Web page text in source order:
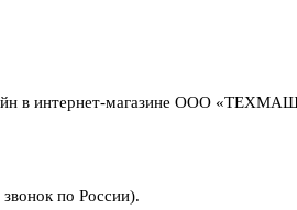
в интернет-магазине ООО
по России).